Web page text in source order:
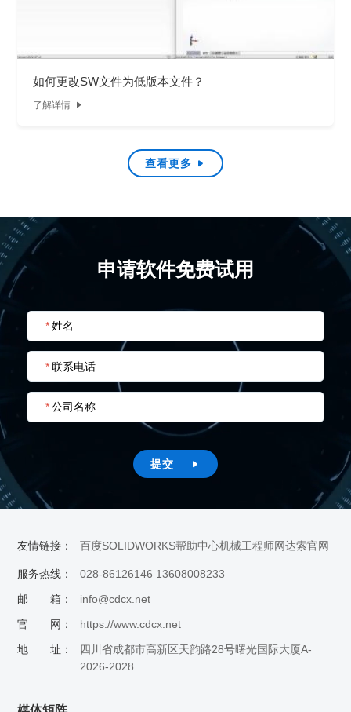
如何更改SW文件为低版本文件？
了解详情 
查看更多 
申请软件免费试用
* 姓名
* 联系电话
* 公司名称
提交 
友情链接： 百度SOLIDWORKS帮助中心机械工程师网达索官网
服务热线：
028-86126146 13608008233
邮 箱：
info@cdcx.net
官 网：
https://www.cdcx.net
地 址：
四川省成都市高新区天韵路28号曙光国际大厦A-
2026-2028